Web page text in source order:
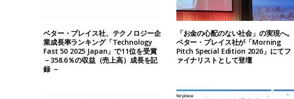
ベター・プレイス社、テクノロジー企
業成長率ランキング「Technology
Fast 50 2025 Japan」で11位を受賞
－358.6％の収益（売上高）成長を記
録 －
「お金の心配のない社会」の実現へ。
ベター・プレイス社が「Morning
Pitch Special Edition 2026」にてフ
ァイナリストとして登壇